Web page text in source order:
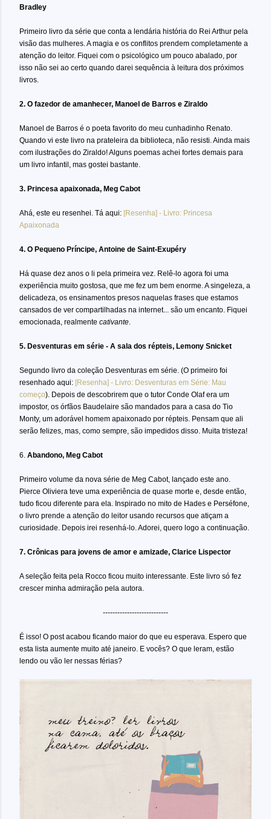
Bradley
Primeiro livro da série que conta a lendária história do Rei Arthur pela
visão das mulheres. A magia e os conflitos prendem completamente a
atenção do leitor. Fiquei com o psicológico um pouco abalado, por
isso não sei ao certo quando darei sequência à leitura dos próximos
livros.
2. O fazedor de amanhecer, Manoel de Barros e Ziraldo
Manoel de Barros é o poeta favorito do meu cunhadinho Renato.
Quando vi este livro na prateleira da biblioteca, não resisti. Ainda mais
com ilustrações do Ziraldo! Alguns poemas achei fortes demais para
um livro infantil, mas gostei bastante.
3. Princesa apaixonada, Meg Cabot
Ahá, este eu resenhei. Tá aqui: [Resenha] - Livro: Princesa
Apaixonada
4. O Pequeno Príncipe, Antoine de Saint-Exupéry
Há quase dez anos o li pela primeira vez. Relê-lo agora foi uma
experiência muito gostosa, que me fez um bem enorme. A singeleza, a
delicadeza, os ensinamentos presos naquelas frases que estamos
cansados de ver compartilhadas na internet... são um encanto. Fiquei
emocionada, realmente cativante
5. Desventuras em série - A sala dos répteis, Lemony Snicket
Segundo livro da coleção Desventuras em série. (O primeiro foi
resenhado aqui: [Resenha] - Livro: Desventuras em Série: Mau
começo). Depois de descobrirem que o tutor Conde Olaf era um
impostor, os órfãos Baudelaire são mandados para a casa do Tio
Monty, um adorável homem apaixonado por répteis. Pensam que ali
serão felizes, mas, como sempre, são impedidos disso. Muita tristeza!
6. Abandono, Meg Cabot
Primeiro volume da nova série de Meg Cabot, lançado este ano.
Pierce Oliviera teve uma experiência de quase morte e, desde então,
tudo ficou diferente para ela. Inspirado no mito de Hades e Perséfone,
o livro prende a atenção do leitor usando recursos que atiçam a
curiosidade. Depois irei resenhá-lo. Adorei, quero logo a continuação.
7. Crônicas para jovens de amor e amizade, Clarice Lispector
A seleção feita pela Rocco ficou muito interessante. Este livro só fez
crescer minha admiração pela autora.
---------------------------
É isso! O post acabou ficando maior do que eu esperava. Espero que
esta lista aumente muito até janeiro. E vocês? O que leram, estão
lendo ou vão ler nessas férias?